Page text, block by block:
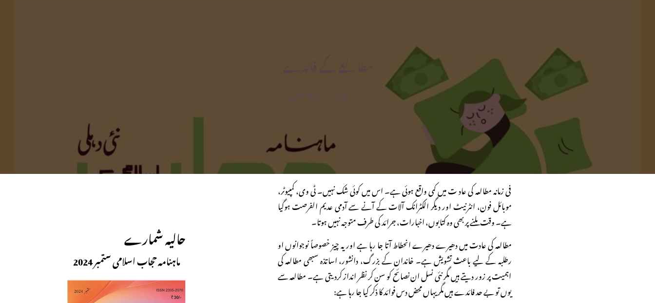
ڈاکٹر جاوید احمد کامٹوی
فی زمانہ مطالعہ کی عاد ت میں کمی واقع ہوئی ہے۔ اس میں کوئی شک نہیں۔ ٹی وی، کمپیوٹر،
موبائل فون، انٹرنیٹ اور دیگر الکٹرانک آلات کے آنے سے آدمی عدیم الفرصت ہوگیا
ہے۔ وقت ملنے پر بھی وہ کتابوں، اخبارات، جرائد کی طرف متوجہ نہیں ہوتا۔
مطالعہ کی عادت میں دھیرے دھیرے انحطاط آتا جا رہا ہے اور یہ چیز خصوصاً نوجوانوں او
رطلبہ کے لیے باعث تشویش ہے۔ خاندان کے بزرگ، دانشور، اساتذہ سبھی مطالعہ کی
اہمیت پر زور دیتے ہیں مگر نئی نسل ان نصائح کو سن کر نظر انداز کردیتی ہے۔ مطالعہ سے
یوں تو بے حد فائدے ہیں مگر یہاں محض دس فوائد کا ذکر کیا جا رہا ہے:
حالیہ شمارے
ماہنامہ حجاب اسلامی ستمبر 2024